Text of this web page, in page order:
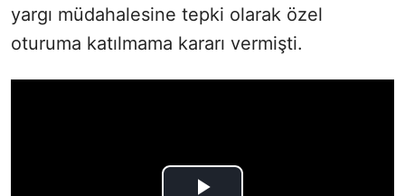
yargı müdahalesine tepki olarak özel
oturuma katılmama kararı vermişti.